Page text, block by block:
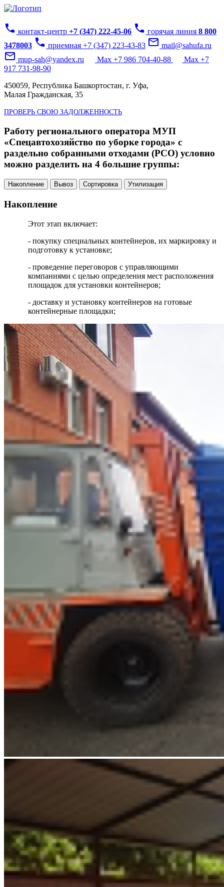
phone контакт-центр +7 (347) 222-45-06 phone горячая линия 8 800
3478003 phone приемная +7 (347) 223-43-83 mail_outline mail@sahufa.ru
mail_outline mup-sah@yandex.ru Max +7 986 704-40-88
Max +7
917 731-98-90
450059, Республика Башкортостан, г. Уфа,
Малая Гражданская, 35
ПРОВЕРЬ СВОЮ ЗАДОЛЖЕННОСТЬ
Работу регионального оператора МУП
«Спецавтохозяйство по уборке города» с
раздельно собранными отходами (РСО) условно
можно разделить на 4 большие группы:
Накопление Вывоз Сортировка Утилизация
Накопление
Этот этап включает:
- покупку специальных контейнеров, их маркировку и
подготовку к установке;
- проведение переговоров с управляющими
компаниями с целью определения мест расположения
площадок для установки контейнеров;
- доставку и установку контейнеров на готовые
контейнерные площадки;